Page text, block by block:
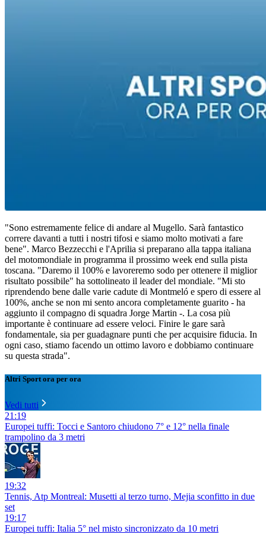
"Sono estremamente felice di andare al Mugello. Sarà fantastico
correre davanti a tutti i nostri tifosi e siamo molto motivati a fare
bene". Marco Bezzecchi e l'Aprilia si preparano alla tappa italiana
del motomondiale in programma il prossimo week end sulla pista
toscana. "Daremo il 100% e lavoreremo sodo per ottenere il miglior
risultato possibile" ha sottolineato il leader del mondiale. "Mi sto
riprendendo bene dalle varie cadute di Montmeló e spero di essere al
100%, anche se non mi sento ancora completamente guarito - ha
aggiunto il compagno di squadra Jorge Martin -. La cosa più
importante è continuare ad essere veloci. Finire le gare sarà
fondamentale, sia per guadagnare punti che per acquisire fiducia. In
ogni caso, stiamo facendo un ottimo lavoro e dobbiamo continuare
su questa strada".
Altri Sport ora per ora
Vedi tutti
21:19
Europei tuffi: Tocci e Santoro chiudono 7° e 12° nella finale
trampolino da 3 metri
19:32
Tennis, Atp Montreal: Musetti al terzo turno, Mejia sconfitto in due
set
19:17
Europei tuffi: Italia 5° nel misto sincronizzato da 10 metri